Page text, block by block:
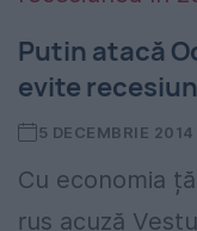
Putin atacă
evite
5 DECEMBRIE 2014
Cu economia
rus acuză